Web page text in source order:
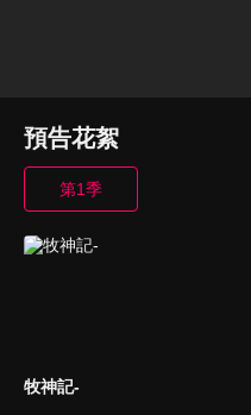
預告花絮
第1季
牧神記-